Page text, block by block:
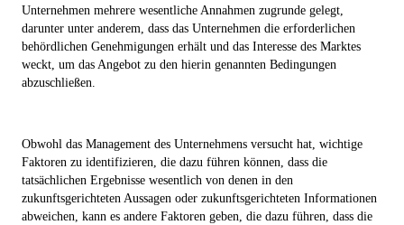
Unternehmen mehrere wesentliche Annahmen zugrunde gelegt,
darunter unter anderem, dass das Unternehmen die erforderlichen
behördlichen Genehmigungen erhält und das Interesse des Marktes
weckt, um das Angebot zu den hierin genannten Bedingungen
abzuschließen.
Obwohl das Management des Unternehmens versucht hat, wichtige
Faktoren zu identifizieren, die dazu führen können, dass die
tatsächlichen Ergebnisse wesentlich von denen in den
zukunftsgerichteten Aussagen oder zukunftsgerichteten Informationen
abweichen, kann es andere Faktoren geben, die dazu führen, dass die